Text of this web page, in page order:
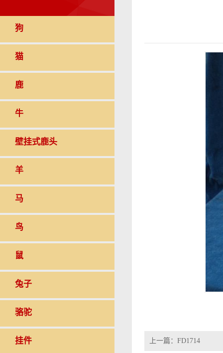
狗
猫
鹿
牛
壁挂式鹿头
羊
马
鸟
鼠
兔子
骆驼
挂件 上一篇： FD1714